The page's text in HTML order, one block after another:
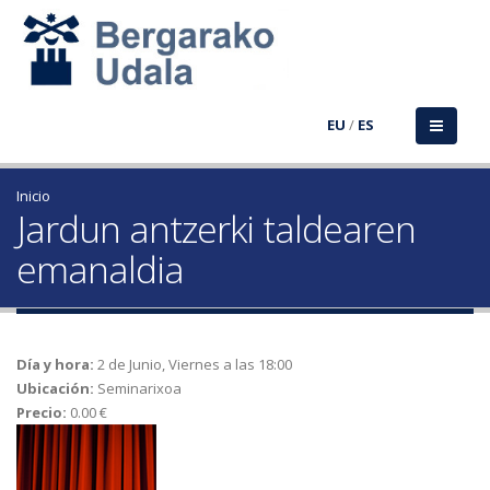
EU / ES
Inicio
Jardun antzerki taldearen
emanaldia
Día y hora: 2 de Junio, Viernes a las 18:00
Ubicación: Seminarixoa
Precio: 0.00 €